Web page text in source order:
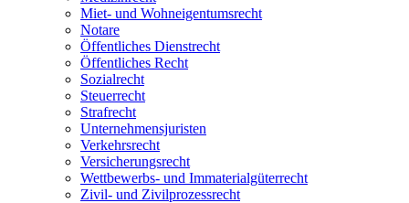
Miet- und Wohneigentumsrecht
Notare
Öffentliches Dienstrecht
Öffentliches Recht
Sozialrecht
Steuerrecht
Strafrecht
Unternehmensjuristen
Verkehrsrecht
Versicherungsrecht
Wettbewerbs- und Immaterialgüterrecht
Zivil- und Zivilprozessrecht